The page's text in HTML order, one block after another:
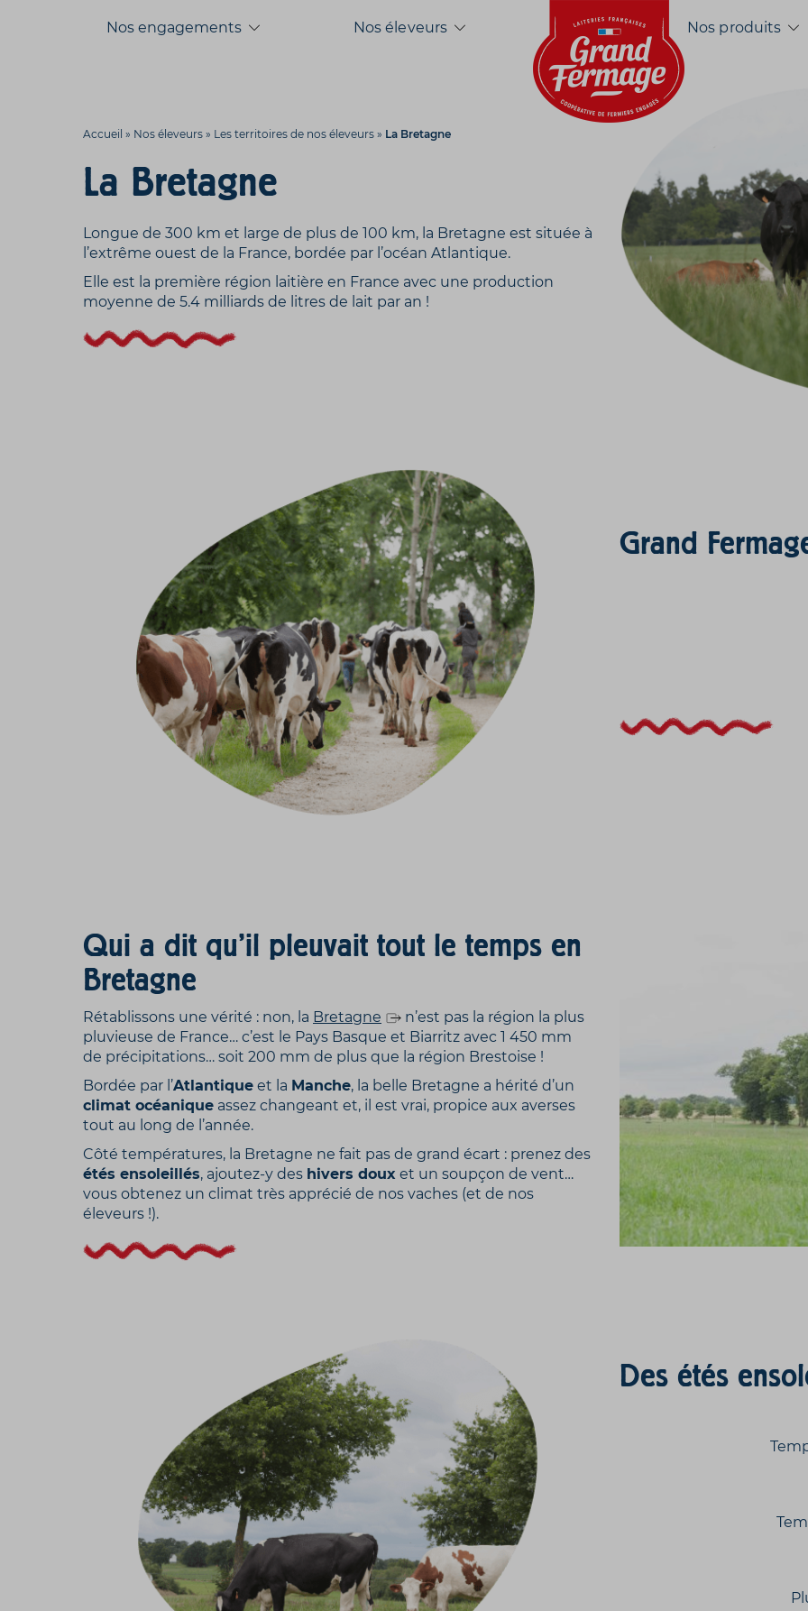
Nos engagements Nos éleveurs Nos produits
Accueil » Nos éleveurs » Les territoires de nos éleveurs » La Bretagne
La Bretagne
Longue de 300 km et large de plus de 100 km, la Bretagne est située à
l’extrême ouest de la France, bordée par l’océan Atlantique.
Elle est la première région laitière en France avec une production
moyenne de 5.4 milliards de litres de lait par an !
Grand
Qui a dit qu’il pleuvait tout le temps en
Bretagne
Rétablissons une vérité : non, la Bretagne
n’est pas la région la plus
pluvieuse de France… c’est le Pays Basque et Biarritz avec 1 450 mm
de précipitations… soit 200 mm de plus que la région Brestoise !
Bordée par l’Atlantique et la Manche, la belle Bretagne a hérité d’un
climat océanique assez changeant et, il est vrai, propice aux averses
tout au long de l’année.
Côté températures, la Bretagne ne fait pas de grand écart : prenez des
étés ensoleillés, ajoutez-y des hivers doux et un soupçon de vent…
vous obtenez un climat très apprécié de nos vaches (et de nos
éleveurs !).
Des étés